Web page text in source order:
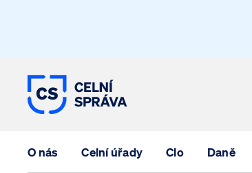
O nás Celní úřady Clo Daně